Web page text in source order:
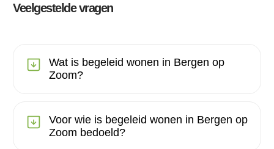
Veelgestelde vragen
Wat is begeleid wonen in Bergen op
Zoom?
Voor wie is begeleid wonen in Bergen op
Zoom bedoeld?